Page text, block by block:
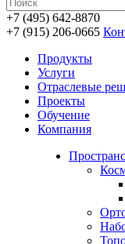
+7 (495) 642-8870
+7 (915) 206-0665
Продукты
Услуги
Отраслевые
Проекты
Обучение
Компания